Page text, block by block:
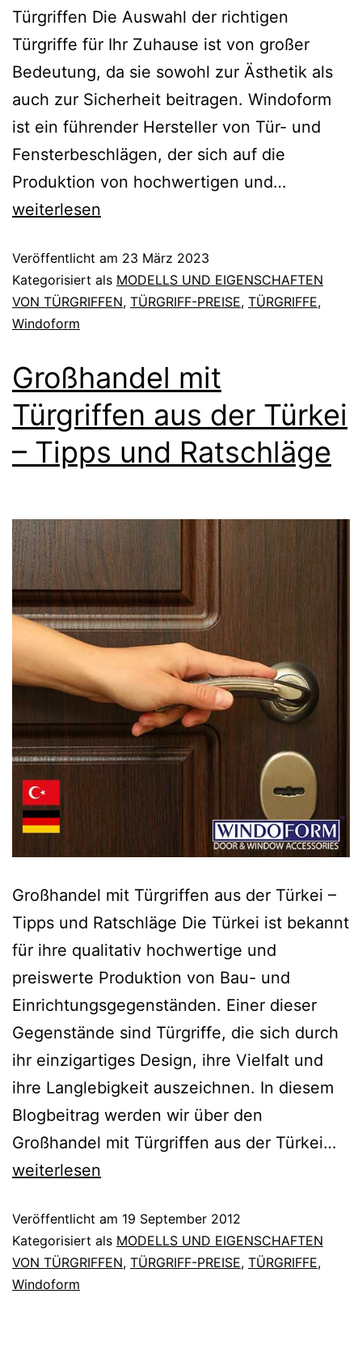
Türgriffen Die Auswahl der richtigen
Türgriffe für Ihr Zuhause ist von großer
Bedeutung, da sie sowohl zur Ästhetik als
auch zur Sicherheit beitragen. Windoform
ist ein führender Hersteller von Tür- und
Fensterbeschlägen, der sich auf die
Produktion von hochwertigen und…
weiterlesen
Veröffentlicht am 23 März 2023
Kategorisiert als MODELLS UND EIGENSCHAFTEN
VON TÜRGRIFFEN, TÜRGRIFF-PREISE, TÜRGRIFFE,
Windoform
Großhandel mit
Türgriffen aus der Türkei
– Tipps und Ratschläge
Großhandel mit Türgriffen aus der Türkei –
Tipps und Ratschläge Die Türkei ist bekannt
für ihre qualitativ hochwertige und
preiswerte Produktion von Bau- und
Einrichtungsgegenständen. Einer dieser
Gegenstände sind Türgriffe, die sich durch
ihr einzigartiges Design, ihre Vielfalt und
ihre Langlebigkeit auszeichnen. In diesem
Blogbeitrag werden wir über den
Großhandel mit Türgriffen aus der Türkei…
weiterlesen
Veröffentlicht am 19 September 2012
Kategorisiert als MODELLS UND EIGENSCHAFTEN
VON TÜRGRIFFEN, TÜRGRIFF-PREISE, TÜRGRIFFE,
Windoform